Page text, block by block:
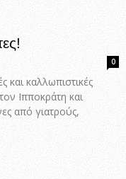
0
και καλλωπιστικές
Ιπποκράτη και
από γιατρούς,